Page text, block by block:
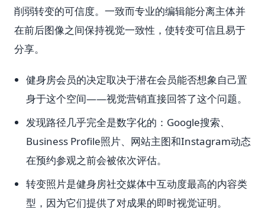
削弱转变的可信度。一致而专业的编辑能分离主体并
在前后图像之间保持视觉一致性，使转变可信且易于
分享。
健身房会员的决定取决于潜在会员能否想象自己置
身于这个空间——视觉营销直接回答了这个问题。
发现路径几乎完全是数字化的：Google搜索、
Business Profile照片、网站主图和Instagram动态
在预约参观之前会被依次评估。
转变照片是健身房社交媒体中互动度最高的内容类
型，因为它们提供了对成果的即时视觉证明。